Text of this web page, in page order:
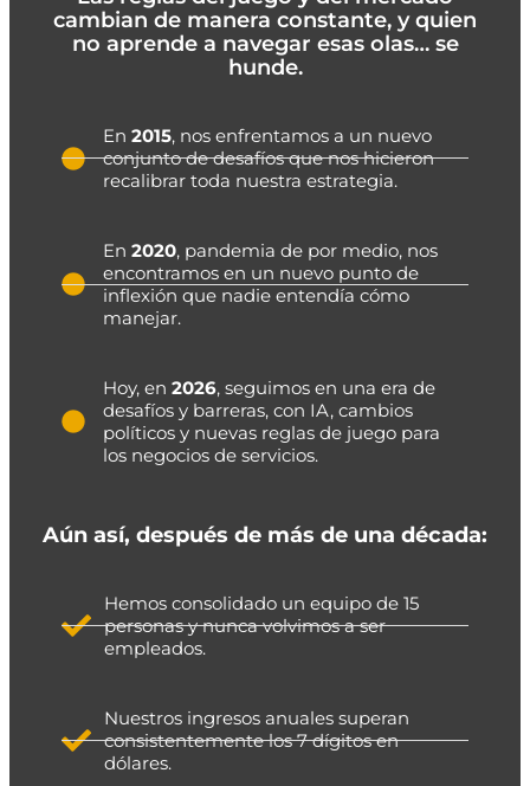
cambian de manera constante, y quien
no aprende a navegar esas olas… se
hunde.
En2015, nos enfrentamos a un nuevo
conjunto de desafíos que nos hicieron
recalibrar toda nuestra estrategia.
En2020, pandemia de por medio, nos
encontramos en un nuevo punto de
inflexión que nadie entendía cómo
manejar.
Hoy, en2026, seguimos en una era de
desafíos y barreras, con IA, cambios
políticos y nuevas reglas de juego para
los negocios de servicios.
Aún así, después de más de una década:
Hemos consolidado un equipo de 15
personas y nunca volvimos a ser
empleados.
Nuestros ingresos anuales superan
consistentemente los 7 dígitos en
dólares.